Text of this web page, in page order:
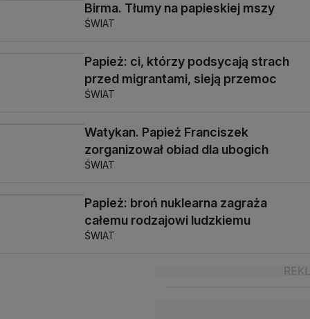
Birma. Tłumy na papieskiej mszy
ŚWIAT
Papież: ci, którzy podsycają strach
przed migrantami, sieją przemoc
ŚWIAT
Watykan. Papież Franciszek
zorganizował obiad dla ubogich
ŚWIAT
Papież: broń nuklearna zagraża
całemu rodzajowi ludzkiemu
ŚWIAT